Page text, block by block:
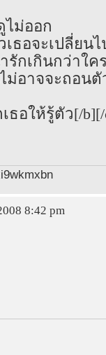
ไม่ออก
ธอจะเปลี่ยนไ
รักเกินกว่าใค
ม่อาจจะถอนตั
ธอให้รู้ตัว[/b][/
8:42 pm